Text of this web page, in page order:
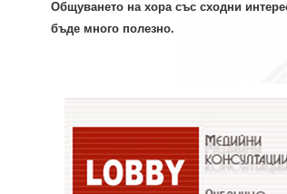
Общуването на хора със сходни
бъде много полезно.